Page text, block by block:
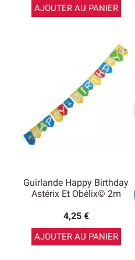
AJOUTER AU PANIER
Guirlande Happy Birthday
Astérix Et Obélix© 2m
4,25 €
AJOUTER AU PANIER